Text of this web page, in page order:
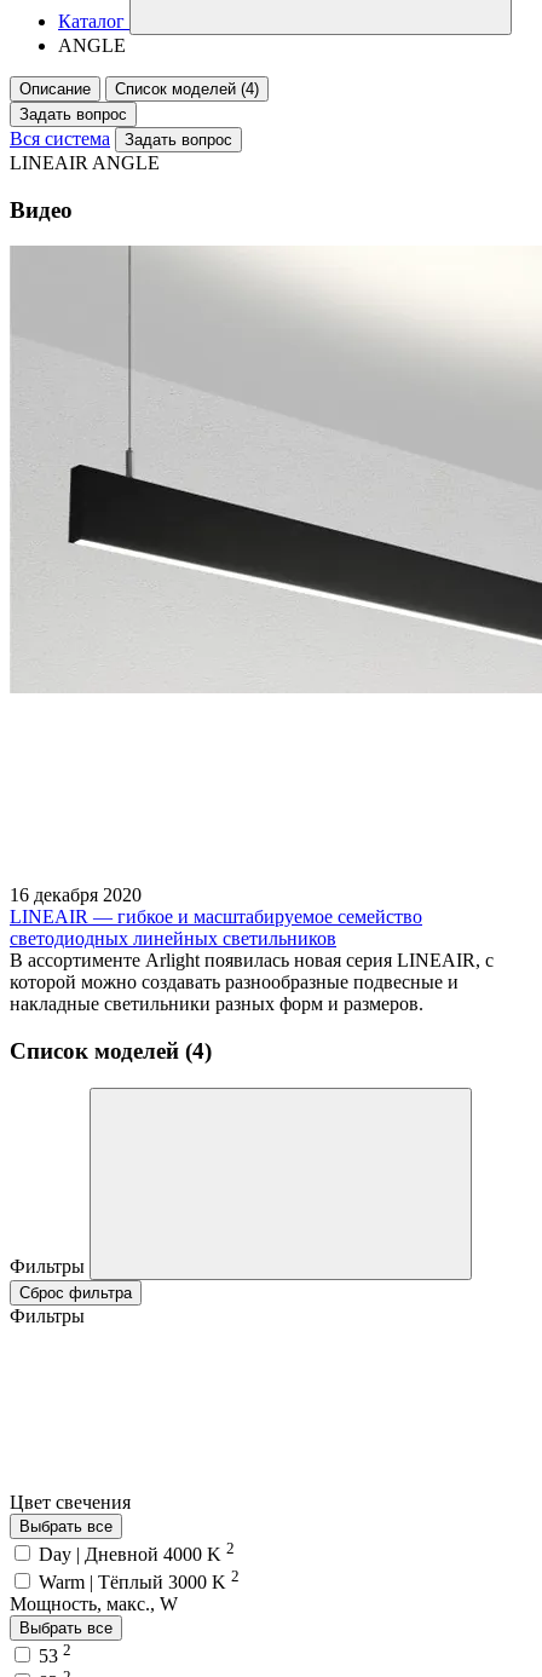
Каталог
ANGLE
Описание
Список моделей (4)
Задать вопрос
Вся система Задать вопрос
LINEAIR ANGLE
Видео
16 декабря 2020
LINEAIR — гибкое и масштабируемое семейство
светодиодных линейных светильников
В ассортименте Arlight появилась новая серия LINEAIR, с
которой можно создавать разнообразные подвесные и
накладные светильники разных форм и размеров.
Список моделей (4)
Фильтры
Сброс фильтра
Фильтры
Цвет свечения
Выбрать все
Day | Дневной 4000 K 2
Warm | Тёплый 3000 K 2
Мощность, макс., W
Выбрать все
53 2